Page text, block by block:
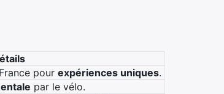
pour expériences uniques.
par le vélo.